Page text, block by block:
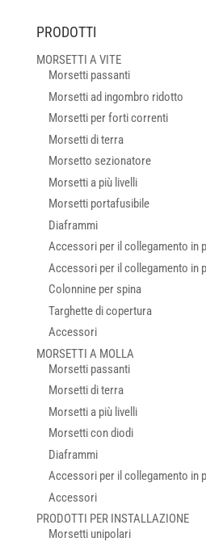
PRODOTTI
MORSETTI A VITE
Morsetti passanti
Morsetti ad ingombro ridotto
Morsetti per forti correnti
Morsetti di terra
Morsetto sezionatore
Morsetti a più livelli
Morsetti portafusibile
Diaframmi
Accessori per il collegamento in
Accessori per il collegamento in
Colonnine per spina
Targhette di copertura
Accessori
MORSETTI A MOLLA
Morsetti passanti
Morsetti di terra
Morsetti a più livelli
Morsetti con diodi
Diaframmi
Accessori per il collegamento in
Accessori
PRODOTTI PER INSTALLAZIONE
Morsetti unipolari